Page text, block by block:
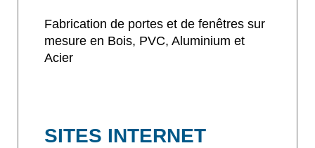
Fabrication de portes et de fenêtres sur
mesure en Bois, PVC, Aluminium et
Acier
SITES INTERNET